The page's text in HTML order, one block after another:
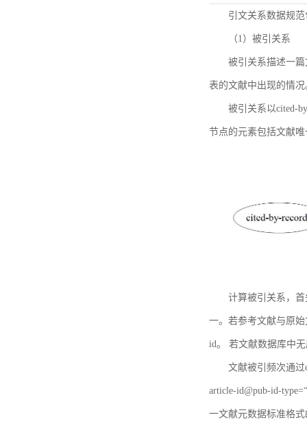
引文关系数据规
（1）被引关系
被引关系描述一
表的文献中出现的情况
被引关系以cited-
节点的元素包括文献
计算被引关系，
一。若参考文献与原
id。 若文献数据库中
文献被引频次通
article-id@pub-id-
一文献元数据标准格